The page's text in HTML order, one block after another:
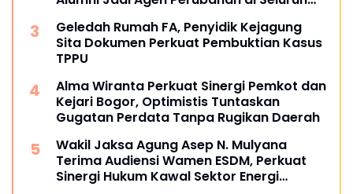
Geledah Rumah FA, Penyidik Kejagung
Sita Dokumen Perkuat Pembuktian Kasus
TPPU
Alma Wiranta Perkuat Sinergi Pemkot dan
Kejari Bogor, Optimistis Tuntaskan
Gugatan Perdata Tanpa Rugikan Daerah
Wakil Jaksa Agung Asep N. Mulyana
Terima Audiensi Wamen ESDM, Perkuat
Sinergi Hukum Kawal Sektor Energi